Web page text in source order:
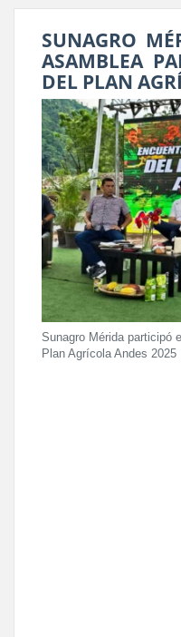
SUNAGRO
ASAMBLEA
DEL PLAN
Sunagro Mérida participó
Plan Agrícola Andes 2025